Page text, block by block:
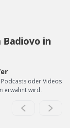
in
oder Videos
erwähnt wird.